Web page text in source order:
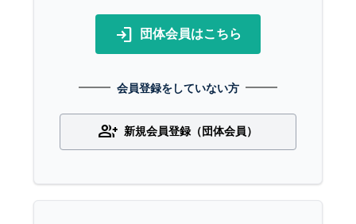
login 団体会員はこちら
会員登録をしていない方
group_add 新規会員登録（団体会員）